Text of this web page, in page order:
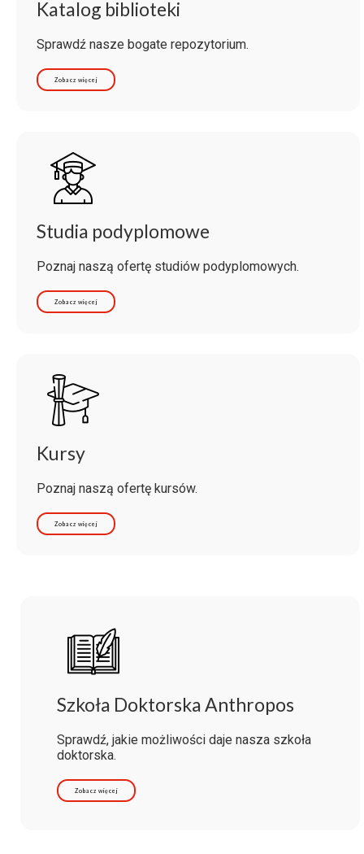
Katalog biblioteki
Sprawdź nasze bogate repozytorium.
Zobacz więcej
Studia podyplomowe
Poznaj naszą ofertę studiów podyplomowych.
Zobacz więcej
Kursy
Poznaj naszą ofertę kursów.
Zobacz więcej
Szkoła Doktorska Anthropos
Sprawdź, jakie możliwości daje nasza szkoła
doktorska.
Zobacz więcej